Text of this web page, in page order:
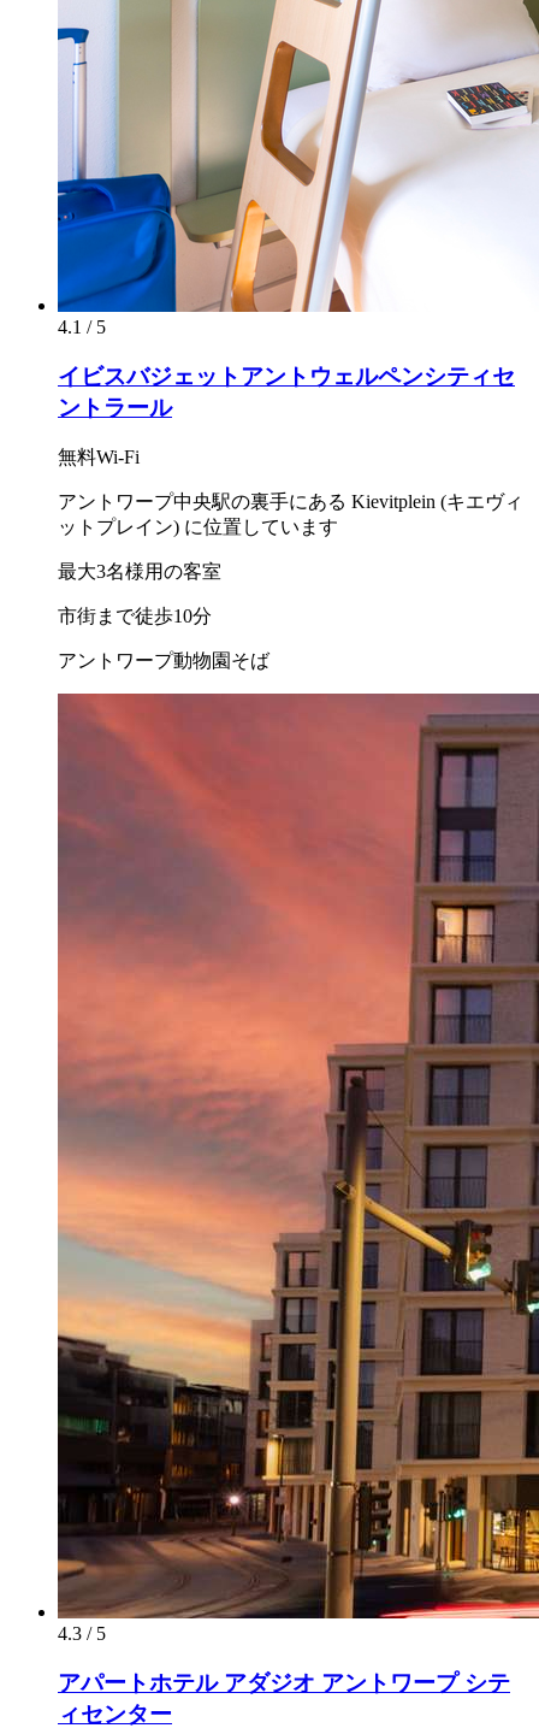
4.1 / 5
イビスバジェットアントウェルペンシティセ
ントラール
無料Wi-Fi
アントワープ中央駅の裏手にある Kievitplein (キエヴィ
ットプレイン) に位置しています
最大3名様用の客室
市街まで徒歩10分
アントワープ動物園そば
4.3 / 5
アパートホテル アダジオ アントワープ シテ
ィセンター